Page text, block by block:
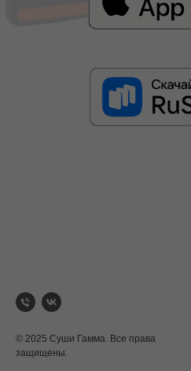
© 2025 Суши Гамма. Все права
защищены.